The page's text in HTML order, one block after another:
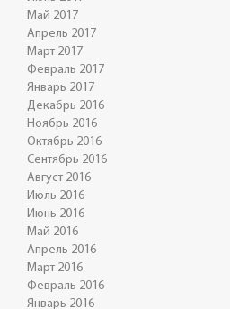
Май 2017
Апрель 2017
Март 2017
Февраль 2017
Январь 2017
Декабрь 2016
Ноябрь 2016
Октябрь 2016
Сентябрь 2016
Август 2016
Июль 2016
Июнь 2016
Май 2016
Апрель 2016
Март 2016
Февраль 2016
Январь 2016